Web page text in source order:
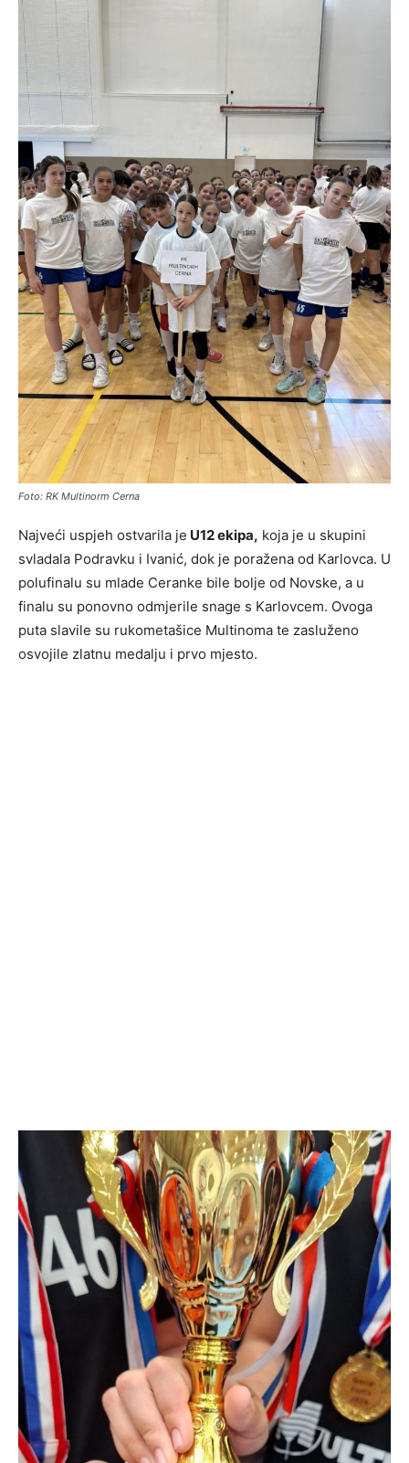
Foto: RK Multinorm Cerna
Najveći uspjeh ostvarila je U12 ekipa, koja je u skupini
svladala Podravku i Ivanić, dok je poražena od Karlovca. U
polufinalu su mlade Ceranke bile bolje od Novske, a u
finalu su ponovno odmjerile snage s Karlovcem. Ovoga
puta slavile su rukometašice Multinoma te zasluženo
osvojile zlatnu medalju i prvo mjesto.